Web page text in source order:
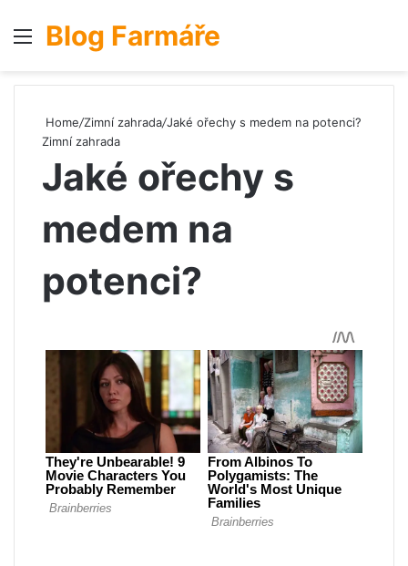
Menu
Blog Farmáře
Home/Zimní zahrada/Jaké ořechy s medem na potenci?
Zimní zahrada
Jaké ořechy s
medem na
potenci?